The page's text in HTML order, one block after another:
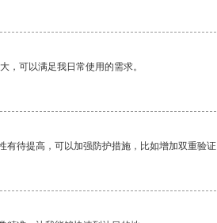
，可以满足我日常使用的需求。
有待提高，可以加强防护措施，比如增加双重验